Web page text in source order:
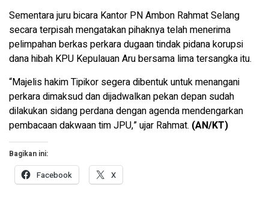
Sementara juru bicara Kantor PN Ambon Rahmat Selang
secara terpisah mengatakan pihaknya telah menerima
pelimpahan berkas perkara dugaan tindak pidana korupsi
dana hibah KPU Kepulauan Aru bersama lima tersangka itu.
“Majelis hakim Tipikor segera dibentuk untuk menangani
perkara dimaksud dan dijadwalkan pekan depan sudah
dilakukan sidang perdana dengan agenda mendengarkan
pembacaan dakwaan tim JPU,” ujar Rahmat. (AN/KT)
Bagikan ini:
Facebook X